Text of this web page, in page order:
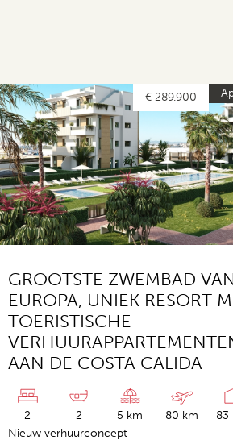
€ 289.900
GROOTSTE ZWEMBAD
EUROPA, UNIEK RESORT
TOERISTISCHE
AAN DE COSTA CALIDA
2 2 5 km 80 km
83
Nieuw verhuurconcept